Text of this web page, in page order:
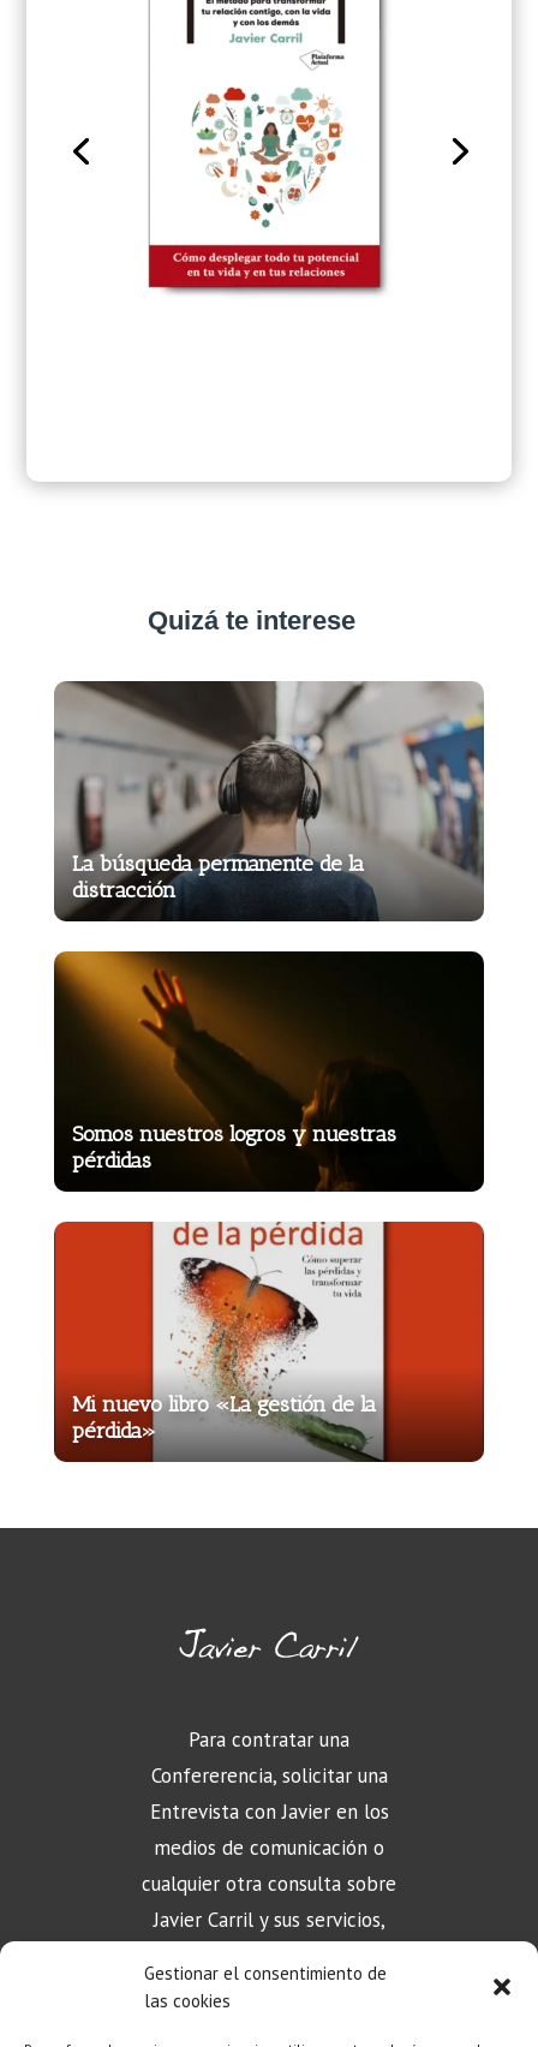
Gestionar el consentimiento de
las cookies
Quizá te interese
La búsqueda permanente de la
distracción
Somos nuestros logros y nuestras
pérdidas
Mi nuevo libro «La gestión de la
pérdida»
Para contratar una
Confererencia, solicitar una
Entrevista con Javier en los
medios de comunicación o
cualquier otra consulta sobre
Javier Carril y sus servicios,